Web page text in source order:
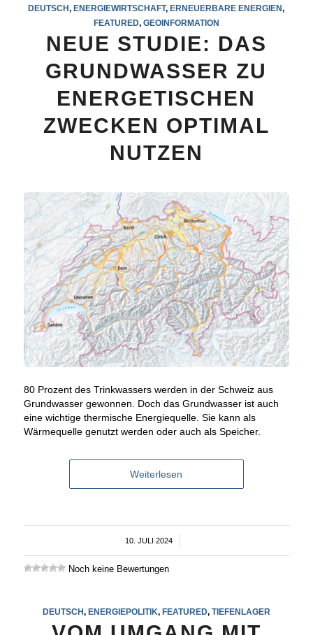
DEUTSCH, ENERGIEWIRTSCHAFT, ERNEUERBARE ENERGIEN,
FEATURED, GEOINFORMATION
NEUE STUDIE: DAS
GRUNDWASSER ZU
ENERGETISCHEN
ZWECKEN OPTIMAL
NUTZEN
80 Prozent des Trinkwassers werden in der Schweiz aus
Grundwasser gewonnen. Doch das Grundwasser ist auch
eine wichtige thermische Energiequelle. Sie kann als
Wärmequelle genutzt werden oder auch als Speicher.
Weiterlesen
10. JULI 2024
Noch keine Bewertungen
DEUTSCH, ENERGIEPOLITIK, FEATURED, TIEFENLAGER